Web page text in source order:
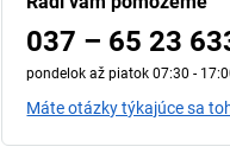
037 – 65 23
pondelok až piatok 07:30 -
Máte otázky týkajúce sa